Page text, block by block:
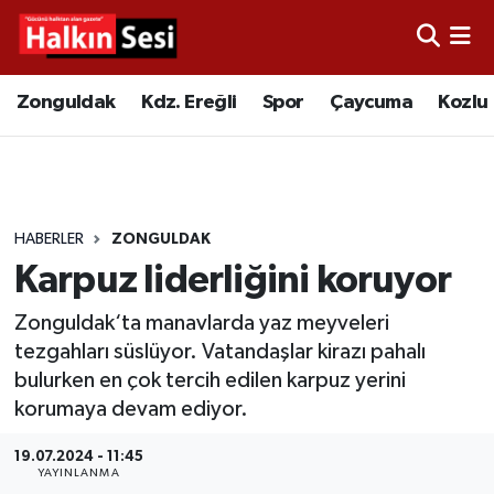
Zonguldak Kdz. Ereğli Spor Çaycuma Kozlu
HABERLER ZONGULDAK
Karpuz liderliğini koruyor
Zonguldak‘ta manavlarda yaz meyveleri
tezgahları süslüyor. Vatandaşlar kirazı pahalı
bulurken en çok tercih edilen karpuz yerini
korumaya devam ediyor.
19.07.2024 - 11:45
YAYINLANMA
Video
Çaycuma
Asayiş
Bartın
Karabük
Merkez Hava Durumu
Son Dakika Haberleri
Haber Arşivi